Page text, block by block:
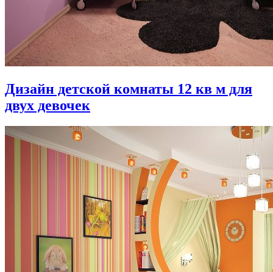
Дизайн детской комнаты 12 кв м для
двух девочек